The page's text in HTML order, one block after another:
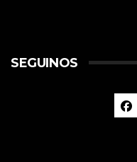
SEGUINOS